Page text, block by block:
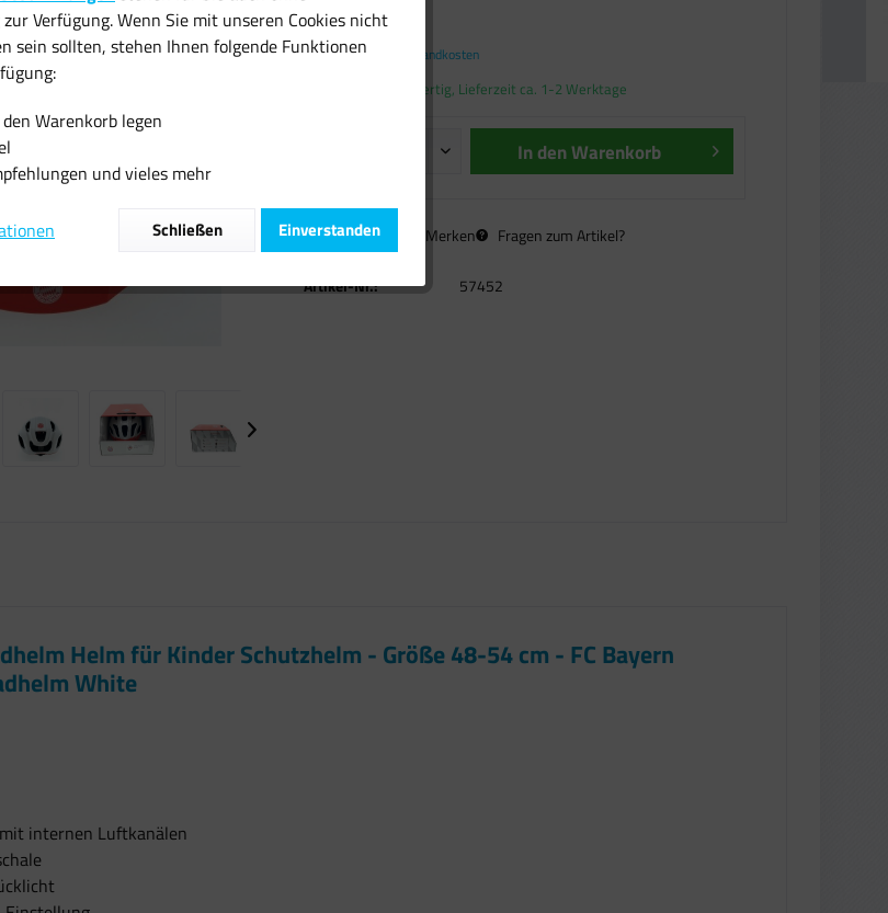
24,99 € *
inkl. MwSt. zzgl. Versandkosten
Sofort versandfertig, Lieferzeit ca. 1-2 Werktage
In denWarenkorb
Vergleichen Merken Fragen zum Artikel?
Artikel-Nr.: 57452
Helm für Kinder Schutzhelm - Größe 48-54 cm - FC Bayern
White
internen Luftkanälen
Verfügung. Wenn Sie mit unseren Cookies nicht
sein sollten, stehen Ihnen folgende Funktionen
Warenkorb legen
und vieles mehr
Einverstanden
Schließen